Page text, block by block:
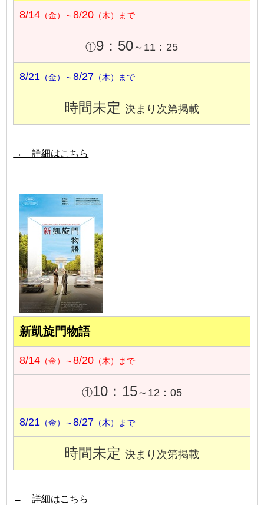
8/14 （金）～8/20 （木）まで
①9：50～11：25
8/21 （金）～8/27 （木）まで
時間未定決まり次第掲載
→ 詳細はこちら
新凱旋門物語
8/14 （金）～8/20 （木）まで
①10：15～12：05
8/21 （金）～8/27 （木）まで
時間未定決まり次第掲載
→ 詳細はこちら